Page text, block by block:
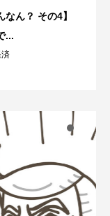
なん？ その4】
...